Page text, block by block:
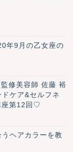
年9月の乙女座の
修美容師 佐藤 裕
ケア&セルフネ
座第12回♡
ヘアカラーを教